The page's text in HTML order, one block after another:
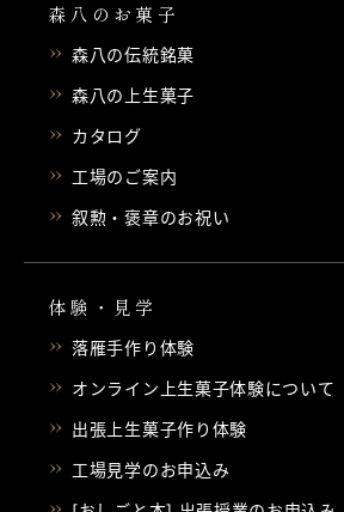
森八のお菓子
森八の伝統銘菓
森八の上生菓子
カタログ
工場のご案内
叙勲・褒章のお祝い
体験・見学
落雁手作り体験
オンライン上生菓子体験について
出張上生菓子作り体験
工場見学のお申込み